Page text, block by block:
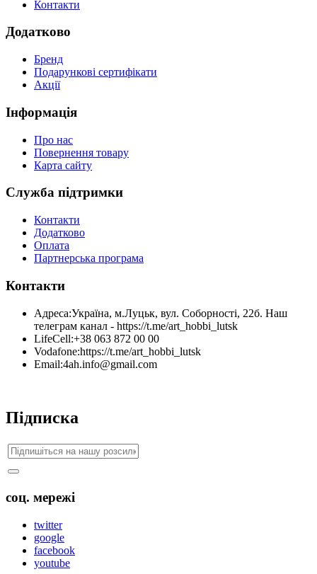
Контакти
Додатково
Бренд
Подарункові сертифікати
Акції
Інформація
Про нас
Повернення товару
Карта сайту
Служба підтримки
Контакти
Додатково
Оплата
Партнерська програма
Контакти
Адреса:Україна, м.Луцьк, вул. Соборності, 22б. Наш
телеграм канал - https://t.me/art_hobbi_lutsk
LifeCell:+38 063 872 00 00
Vodafone:https://t.me/art_hobbi_lutsk
Email:4ah.info@gmail.com
Підписка
соц. мережі
twitter
google
facebook
youtube